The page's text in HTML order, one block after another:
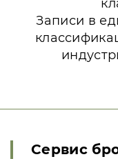
Записи в
Сервис